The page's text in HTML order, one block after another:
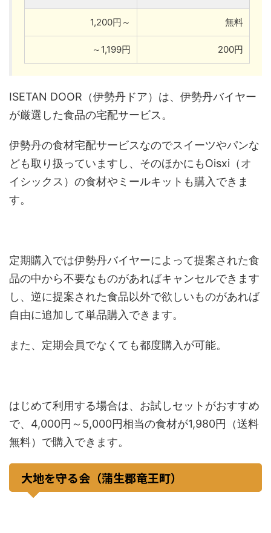
1,200円～ 無料
～1,199円 200円
ISETAN DOOR（伊勢丹ドア）は、伊勢丹バイヤー
が厳選した食品の宅配サービス。
伊勢丹の食材宅配サービスなのでスイーツやパンな
ども取り扱っていますし、そのほかにもOisxi（オ
イシックス）の食材やミールキットも購入できま
す。
定期購入では伊勢丹バイヤーによって提案された食
品の中から不要なものがあればキャンセルできます
し、逆に提案された食品以外で欲しいものがあれば
自由に追加して単品購入できます。
また、定期会員でなくても都度購入が可能。
はじめて利用する場合は、お試しセットがおすすめ
で、4,000円～5,000円相当の食材が1,980円（送料
無料）で購入できます。
大地を守る会（蒲生郡竜王町）